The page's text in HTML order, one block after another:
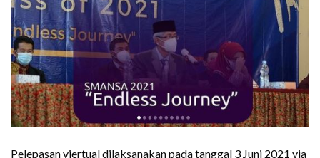
Pelepasan viertual dilaksanakan pada tanggal 3 Juni 2021 via